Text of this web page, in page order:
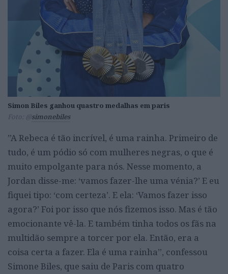
Simon Biles ganhou quastro medalhas em paris
Foto: @simonebiles
”A Rebeca é tão incrível, é uma rainha. Primeiro de
tudo, é um pódio só com mulheres negras, o que é
muito empolgante para nós. Nesse momento, a
Jordan disse-me: ‘vamos fazer-lhe uma vénia?’ E eu
fiquei tipo: ‘com certeza’. E ela: ‘Vamos fazer isso
agora?’ Foi por isso que nós fizemos isso. Mas é tão
emocionante vê-la. E também tinha todos os fãs na
multidão sempre a torcer por ela. Então, era a
coisa certa a fazer. Ela é uma rainha”, confessou
Simone Biles, que saiu de Paris com quatro